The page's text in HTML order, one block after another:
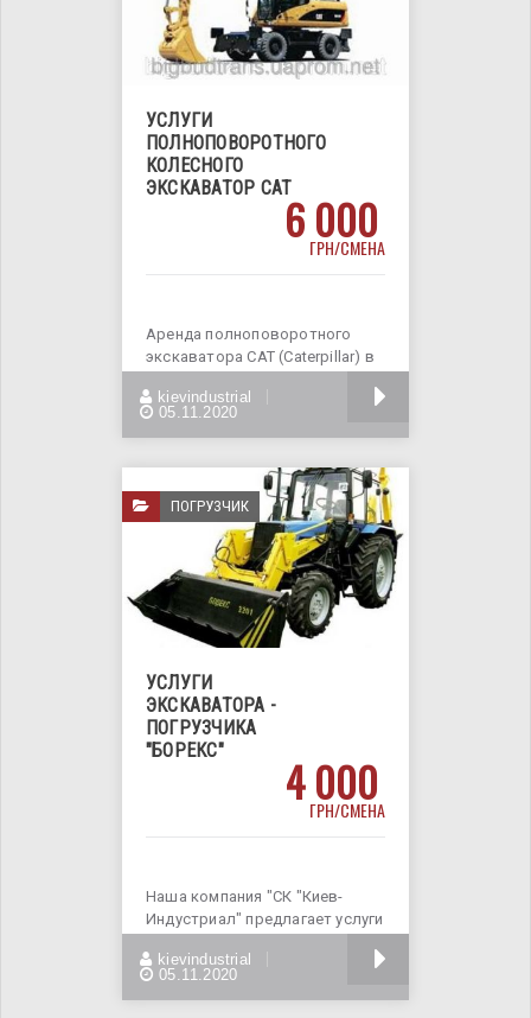
УСЛУГИ
ПОЛНОПОВОРОТНОГО
КОЛЕСНОГО
ЭКСКАВАТОР CAT
6 000
ГРН/СМЕНА
Аренда полноповоротного
экскаватора CAT (Caterpillar) в
предлагает
kievindustrial
05.11.2020
ПОГРУЗЧИК
УСЛУГИ
ЭКСКАВАТОРА -
ПОГРУЗЧИКА
"БОРЕКС"
4 000
ГРН/СМЕНА
Наша компания "СК "Киев-
Индустриал" предлагает услуги
Аренда
kievindustrial
05.11.2020